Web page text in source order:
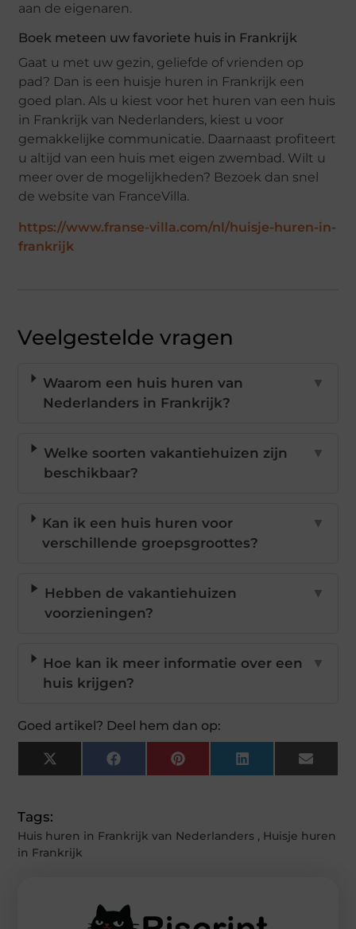
aan de eigenaren.
Boek meteen uw favoriete huis in Frankrijk
Gaat u met uw gezin, geliefde of vrienden op
pad? Dan is een huisje huren in Frankrijk een
goed plan. Als u kiest voor het huren van een huis
in Frankrijk van Nederlanders, kiest u voor
gemakkelijke communicatie. Daarnaast profiteert
u altijd van een huis met eigen zwembad. Wilt u
meer over de mogelijkheden? Bezoek dan snel
de website van FranceVilla.
https://www.franse-villa.com/nl/huisje-huren-in-
frankrijk
Veelgestelde vragen
Waarom een huis huren van
Nederlanders in Frankrijk?
▼
Welke soorten vakantiehuizen zijn
beschikbaar?
▼
Kan ik een huis huren voor
verschillende groepsgroottes?
▼
Hebben de vakantiehuizen
voorzieningen?
▼
Hoe kan ik meer informatie over een
huis krijgen?
▼
Goed artikel? Deel hem dan op:
X
(Twitter)
FacebookPinterestLinkedInEmail
Tags:
Huis huren in Frankrijk van Nederlanders , Huisje huren
in Frankrijk